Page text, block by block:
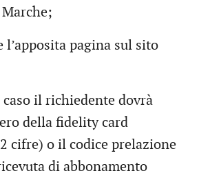
pagina sul sito
il richiedente dovrà
della fidelity card
cifre) o il codice prelazione
di abbonamento